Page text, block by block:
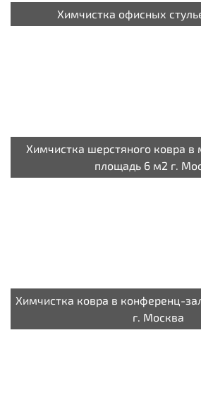
Химчистка офисных
Химчистка шерстяного ковра в
площадь 6 м2 г.
Химчистка ковра в конференц-
г. Москва